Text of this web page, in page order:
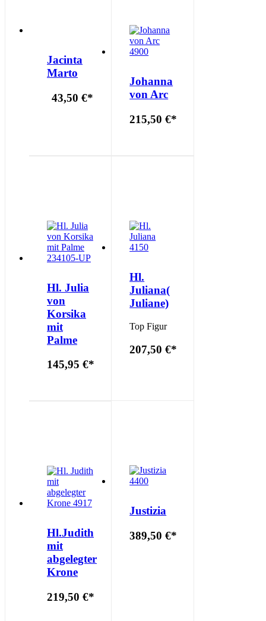
Jacinta
Marto
43,50 €*
Johanna
von Arc
215,50 €*
Hl. Julia
von
Korsika
mit
Palme
145,95 €*
Hl.
Juliana(
Juliane)
Top Figur
207,50 €*
Hl.Judith
mit
abgelegter
Krone
219,50 €*
Justizia
389,50 €*